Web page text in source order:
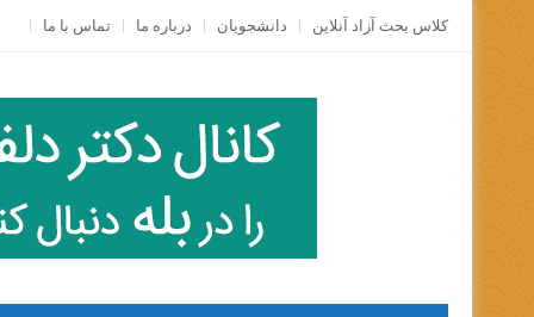
Skip
کلاس بحث آزاد آنلاين دانشجویان درباره ما تماس با ما